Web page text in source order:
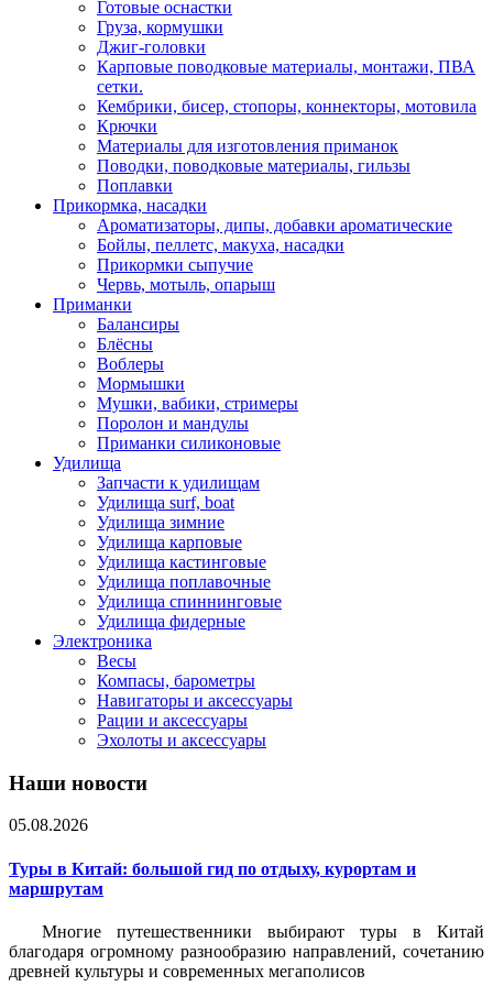
Готовые оснастки
Груза, кормушки
Джиг-головки
Карповые поводковые материалы, монтажи, ПВА
сетки.
Кембрики, бисер, стопоры, коннекторы, мотовила
Крючки
Материалы для изготовления приманок
Поводки, поводковые материалы, гильзы
Поплавки
Прикормка, насадки
Ароматизаторы, дипы, добавки ароматические
Бойлы, пеллетс, макуха, насадки
Прикормки сыпучие
Червь, мотыль, опарыш
Приманки
Балансиры
Блёсны
Воблеры
Мормышки
Мушки, вабики, стримеры
Поролон и мандулы
Приманки силиконовые
Удилища
Запчасти к удилищам
Удилища surf, boat
Удилища зимние
Удилища карповые
Удилища кастинговые
Удилища поплавочные
Удилища спиннинговые
Удилища фидерные
Электроника
Весы
Компасы, барометры
Навигаторы и аксессуары
Рации и аксессуары
Эхолоты и аксессуары
Наши новости
05.08.2026
Туры в Китай: большой гид по отдыху, курортам и
маршрутам
Многие путешественники выбирают туры в Китай
благодаря огромному разнообразию направлений, сочетанию
древней культуры и современных мегаполисов